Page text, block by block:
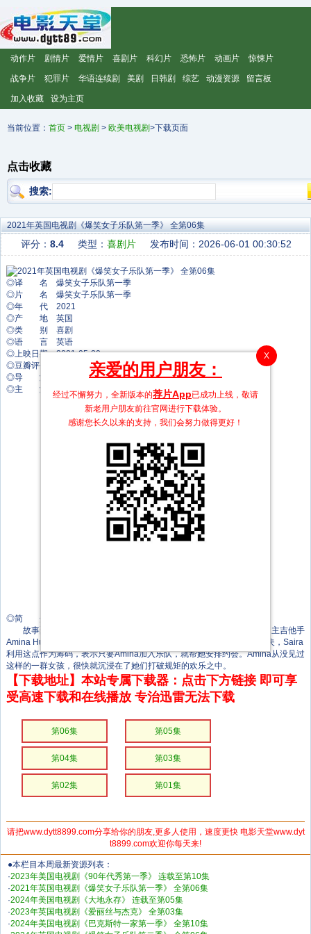
动作片 剧情片 爱情片 喜剧片 科幻片 恐怖片 动画片 惊悚片
战争片 犯罪片 华语连续剧 美剧 日韩剧 综艺 动漫资源 留言板
加入收藏 设为主页
当前位置： 首页 > 电视剧 > 欧美电视剧>下载页面
点击收藏
搜索:
2021年英国电视剧《爆笑女子乐队第一季》 全第06集
评分： 8.4 类型： 喜剧片 发布时间：2026-06-01 00:30:52
◎译 名 爆笑女子乐队第一季
◎片 名 爆笑女子乐队第一季
◎年 代 2021
◎产 地 英国
◎类 别 喜剧
◎语 言 英语
◎上映日期 2021-05-20
◎豆瓣评分 8.4
◎导 演 奈妲·曼佐尔
◎主 演 大卫·艾弗里
马修·哈内斯
奥利弗·芬尼根
舒雅德·法瑞斯
Madhav Sharma
Edesiri Okepnerho
Demmy Ladipo
Shobu Kapoor
Sarah Daniela Seggari
哈勒玛·侯赛因
◎简 介
故事聚焦穆斯林朋克乐队「Lady Parts」，成员包括书呆子博士生、主吉他手
Amina Hussein，和凶猛神秘的主唱Saira。Amina迫切想要找到一名丈夫，Saira
利用这点作为筹码，表示只要Amina加入乐队，就帮她安排约会。Amina从没见过
这样的一群女孩，很快就沉浸在了她们打破规矩的欢乐之中。
【下载地址】本站专属下载器：点击下方链接 即可享
受高速下载和在线播放 专治迅雷无法下载
第06集 第05集
第04集 第03集
第02集 第01集
请把www.dytt8899.com分享给你的朋友,更多人使用，速度更快 电影天堂www.dyt
t8899.com欢迎你每天来!
●本栏目本周最新资源列表：
·2023年美国电视剧《90年代秀第一季》 连载至第10集
·2021年英国电视剧《爆笑女子乐队第一季》 全第06集
·2024年美国电视剧《大地永存》 连载至第05集
·2023年英国电视剧《爱丽丝与杰克》 全第03集
·2024年美国电视剧《巴克斯特一家第一季》 全第10集
X
亲爱的用户朋友：
经过不懈努力，全新版本的荐片App已成功上线，敬请
新老用户朋友前往官网进行下载体验。
感谢您长久以来的支持，我们会努力做得更好！